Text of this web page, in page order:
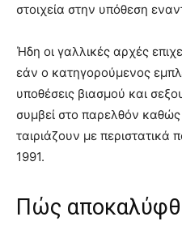
στοιχεία στην υπόθεση
Ήδη οι γαλλικές αρχές
εάν ο κατηγορούμενος
υποθέσεις βιασμού και
συμβεί στο παρελθόν
ταιριάζουν με περιστατικά
1991.
Πώς